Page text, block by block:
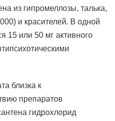
из гипромеллозы, талька,
и красителей. В одной
15 или 50 мг активного
близка к
препаратов
гидрохлорид